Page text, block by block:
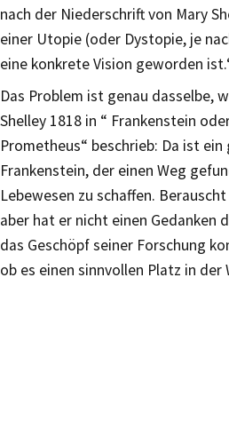
nach der Niederschrift von Mary
einer Utopie (oder Dystopie, je
eine konkrete Vision geworden
Das Problem ist genau dasselbe,
Shelley 1818 in “ Frankenstein
Prometheus“ beschrieb: Da ist
Frankenstein, der einen Weg
Lebewesen zu schaffen.
aber hat er nicht einen Gedanken
das Geschöpf seiner Forschung
ob es einen sinnvollen Platz in der